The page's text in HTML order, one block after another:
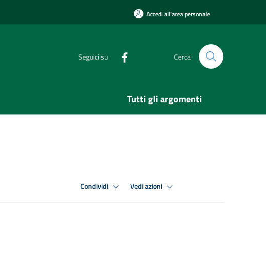
Accedi all'area personale
Seguici su Cerca
Tutti gli argomenti
Condividi Vedi azioni